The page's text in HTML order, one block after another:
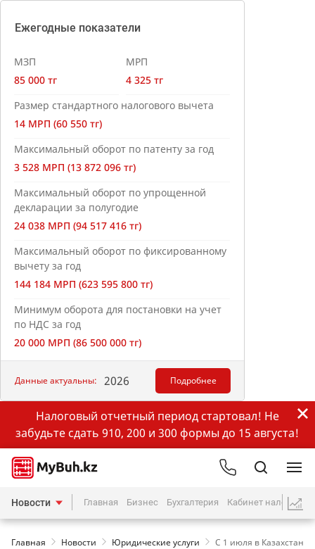
Ежегодные показатели
МЗП
85 000 тг
МРП
4 325 тг
Размер стандартного налогового вычета
14 МРП (60 550 тг)
Максимальный оборот по патенту за год
3 528 МРП (13 872 096 тг)
Максимальный оборот по упрощенной
декларации за полугодие
24 038 МРП (94 517 416 тг)
Максимальный оборот по фиксированному
вычету за год
144 184 МРП (623 595 800 тг)
Минимум оборота для постановки на учет
по НДС за год
20 000 МРП (86 500 000 тг)
Данные актуальны: 2026 Подробнее
Налоговый отчетный период стартовал! Не
забудьте сдать 910, 200 и 300 формы до 15 августа!
Новости Главная Бизнес Бухгалтерия Кабинет
Главная Новости Юридические услуги С 1 июля в Казахстане